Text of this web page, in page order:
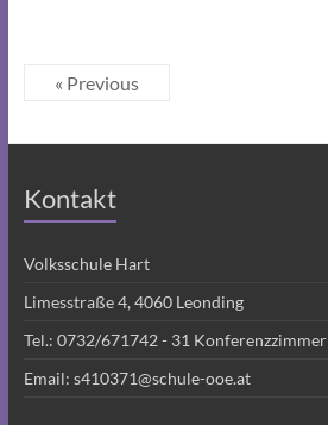
« Previous
Kontakt
Volksschule Hart
Limesstraße 4, 4060 Leonding
Tel.: 0732/671742 - 31 Konferenzzimmer
Email: s410371@schule-ooe.at